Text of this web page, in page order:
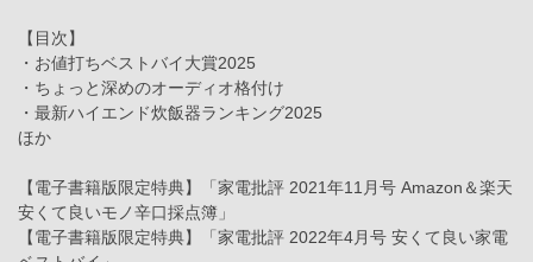
【目次】
・お値打ちベストバイ大賞2025
・ちょっと深めのオーディオ格付け
・最新ハイエンド炊飯器ランキング2025
ほか
【電子書籍版限定特典】「家電批評 2021年11月号 Amazon＆楽天
安くて良いモノ辛口採点簿」
【電子書籍版限定特典】「家電批評 2022年4月号 安くて良い家電